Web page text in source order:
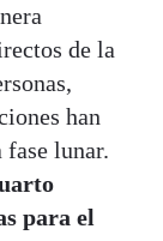
de la
han
lunar.
para el